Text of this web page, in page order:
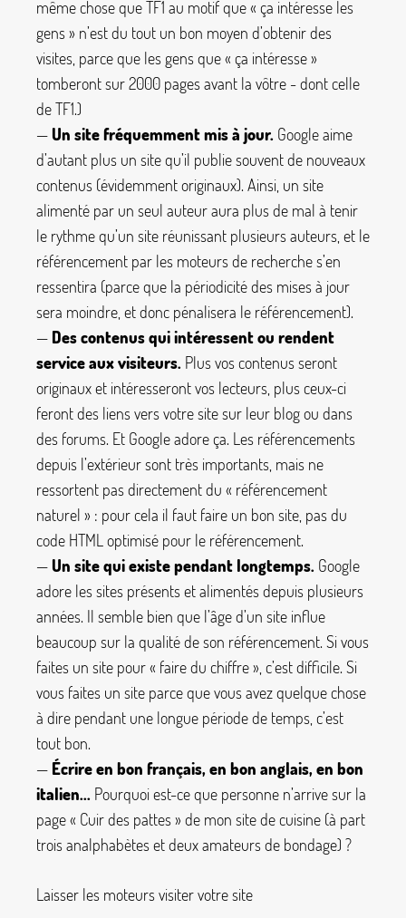
même chose que TF1 au motif que « ça intéresse les
gens» n’est du tout un bon moyen d’obtenir des
visites, parce que les gens que « ça intéresse»
tomberont sur 2000 pages avant la vôtre - dont celle
de TF1.)
— Un site fréquemment mis à jour. Google aime
d’autant plus un site qu’il publie souvent de nouveaux
contenus (évidemment originaux). Ainsi, un site
alimenté par un seul auteur aura plus de mal à tenir
le rythme qu’un site réunissant plusieurs auteurs, et le
référencement par les moteurs de recherche s’en
ressentira (parce que la périodicité des mises à jour
sera moindre, et donc pénalisera le référencement).
— Des contenus qui intéressent ou rendent
service aux visiteurs. Plus vos contenus seront
originaux et intéresseront vos lecteurs, plus ceux-ci
feront des liens vers votre site sur leur blog ou dans
des forums. Et Google adore ça. Les référencements
depuis l’extérieur sont très importants, mais ne
ressortent pas directement du « référencement
naturel » : pour cela il faut faire un bon site, pas du
code HTML optimisé pour le référencement.
— Un site qui existe pendant longtemps. Google
adore les sites présents et alimentés depuis plusieurs
années. Il semble bien que l’âge d’un site influe
beaucoup sur la qualité de son référencement. Si vous
faites un site pour « faire du chiffre», c’est difficile. Si
vous faites un site parce que vous avez quelque chose
à dire pendant une longue période de temps, c’est
tout bon.
— Écrire en bon français, en bon anglais, en bon
italien... Pourquoi est-ce que personne n’arrive sur la
page « Cuir des pattes» de mon site de cuisine (à part
trois analphabètes et deux amateurs de bondage) ?
Laisser les moteurs visiter votre site